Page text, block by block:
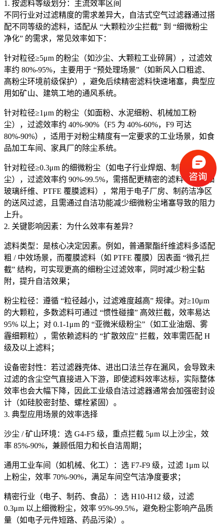
1. 按滤料等级划分：主流效率区间
不同行业对过滤精度的需求差异大，自洁式空气过滤器通过搭
配不同等级的滤料，适配从 “大颗粒沙尘拦截” 到 “细微粉尘
净化” 的需求，常见效率如下：
针对粒径≥5μm 的粉尘（如沙尘、大颗粒工业碎屑），过滤效
率约 80%-95%，主要用于 “预处理场景”（如新风入口粗滤、
高粉尘环境前级保护），避免后续精密滤料快速堵塞，典型应
用如矿山、建筑工地的通风系统。
针对粒径≥1μm 的粉尘（如面粉、水泥细粉、机械加工粉
尘），过滤效率约 40%-90%（F5 为 40%-60%，F9 可达
80%-90%），适用于对粉尘精度有一定要求的工业场景，如食
品加工车间、家具厂的除尘系统。
针对粒径≥0.3μm 的细微粉尘（如电子行业焊烟、制药行业粉
尘），过滤效率约 90%-99.5%，需搭配更精密的滤料（如超细
玻璃纤维、PTFE 覆膜滤料），常用于电子厂房、制药洁净区
的送风过滤，且需通过自洁功能减少细微粉尘堵塞导致的阻力
上升。
2. 关键影响因素：为什么效率有差异？
滤料类型：是核心决定因素。例如，普通聚酯纤维滤料多适配
粗 / 中效场景，而覆膜滤料（如 PTFE 覆膜）因表面 “微孔拦
截” 结构，可实现更高的细粉尘过滤效率，同时减少粉尘黏
附，提升自洁效果；
粉尘粒径：遵循 “粒径越小，过滤难度越高” 规律。对≥10μm
的大颗粒，多数滤料可通过 “惯性碰撞” 高效拦截，效率易达
95% 以上；对 0.1-1μm 的 “亚微米级粉尘”（如工业油烟、雾
霾细颗粒），需依赖滤料的 “扩散效应” 拦截，效率需匹配 H
级及以上滤料；
设备密封性：若过滤器壳体、进出口法兰存在漏风，会导致未
过滤的含尘空气直接进入下游，即使滤料效率达标，实际整体
效率也会大幅下降，因此工业级自洁过滤器通常会加强密封设
计（如硅胶密封垫、螺栓紧固）。
3. 典型应用场景的效率选择
沙尘 / 矿山环境：选 G4-F5 级，重点拦截 5μm 以上沙尘，效
率 85%-90%，兼顾低阻力和长自洁周期；
通用工业车间（如机械、化工）：选 F7-F9 级，过滤 1μm 以
上粉尘，效率 70%-90%，满足车间空气洁净度要求；
精密行业（电子、制药、食品）：选 H10-H12 级，过滤
0.3μm 以上细微粉尘，效率 95%-99.5%，避免粉尘影响产品质
量（如电子元件短路、药品污染）。